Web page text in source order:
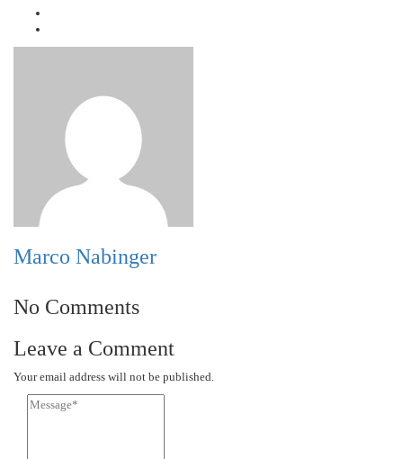
Marco Nabinger
No Comments
Leave a Comment
Your email address will not be published.